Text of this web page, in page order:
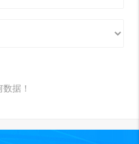
据！